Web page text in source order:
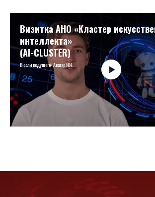
Визитка АНО «Кластер
интеллекта»
(AI-CLUSTER)
В роли ведущего- Аватар ИИ.